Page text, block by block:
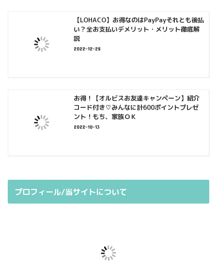
【LOHACO】お得なのはPayPayそれとも後払
い？全お支払いデメリット・メリット徹底解
説
2022-12-28
お得！【オルビスお友達キャンペーン】紹介
コード付き♡みんなに計600ポイントプレゼ
ント！もち、家族ＯＫ
2022-10-13
プロフィール/当サイトについて